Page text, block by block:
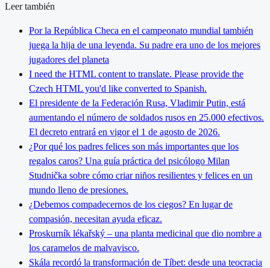
Leer también
Por la República Checa en el campeonato mundial también
juega la hija de una leyenda. Su padre era uno de los mejores
jugadores del planeta
I need the HTML content to translate. Please provide the
Czech HTML you'd like converted to Spanish.
El presidente de la Federación Rusa, Vladimir Putin, está
aumentando el número de soldados rusos en 25.000 efectivos.
El decreto entrará en vigor el 1 de agosto de 2026.
¿Por qué los padres felices son más importantes que los
regalos caros? Una guía práctica del psicólogo Milan
Studnička sobre cómo criar niños resilientes y felices en un
mundo lleno de presiones.
¿Debemos compadecernos de los ciegos? En lugar de
compasión, necesitan ayuda eficaz.
Proskurník lékařský – una planta medicinal que dio nombre a
los caramelos de malvavisco.
Skála recordó la transformación de Tíbet: desde una teocracia